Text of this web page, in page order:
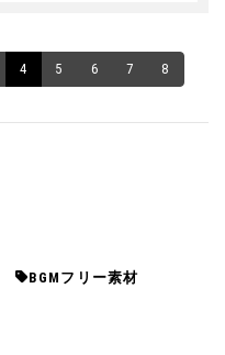
4 5 6 7 8
BGMフリー素材